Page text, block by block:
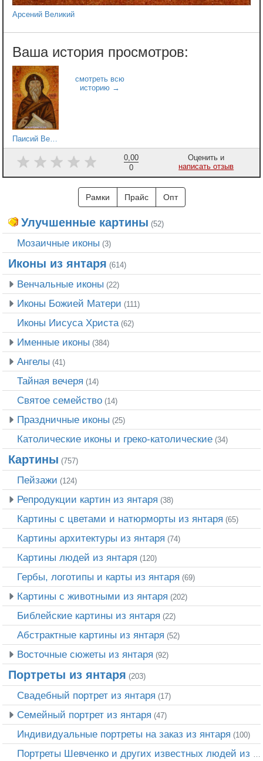
Арсений Великий
Паисий Великий
0,00
0
Оценить и
написать отзыв
Рамки Прайс Опт
Улучшенные картины (52)
Мозаичные иконы (3)
Иконы из янтаря (614)
Венчальные иконы (22)
Иконы Божией Матери (111)
Иконы Иисуса Христа(62)
Именные иконы (384)
Ангелы (41)
Тайная вечеря (14)
Святое семейство (14)
Праздничные иконы (25)
Католические иконы и греко-католические (34)
Картины (757)
Пейзажи (124)
Репродукции картин из янтаря (38)
Картины с цветами и натюрморты из янтаря (65)
Картины архитектуры из янтаря (74)
Картины людей из янтаря (120)
Гербы, логотипы и карты из янтаря (69)
Картины с животными из янтаря (202)
Библейские картины из янтаря (22)
Абстрактные картины из янтаря (52)
Восточные сюжеты из янтаря (92)
Портреты из янтаря (203)
Свадебный портрет из янтаря (17)
Семейный портрет из янтаря (47)
Индивидуальные портреты на заказ из янтаря (100)
Портреты Шевченко и других известных людей из янтаря